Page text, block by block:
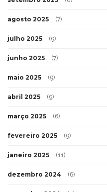
agosto 2025 (7)
julho 2025 (9)
junho 2025 (7)
maio 2025 (9)
abril 2025 (9)
março 2025 (6)
fevereiro 2025 (9)
janeiro 2025 (11)
dezembro 2024 (6)